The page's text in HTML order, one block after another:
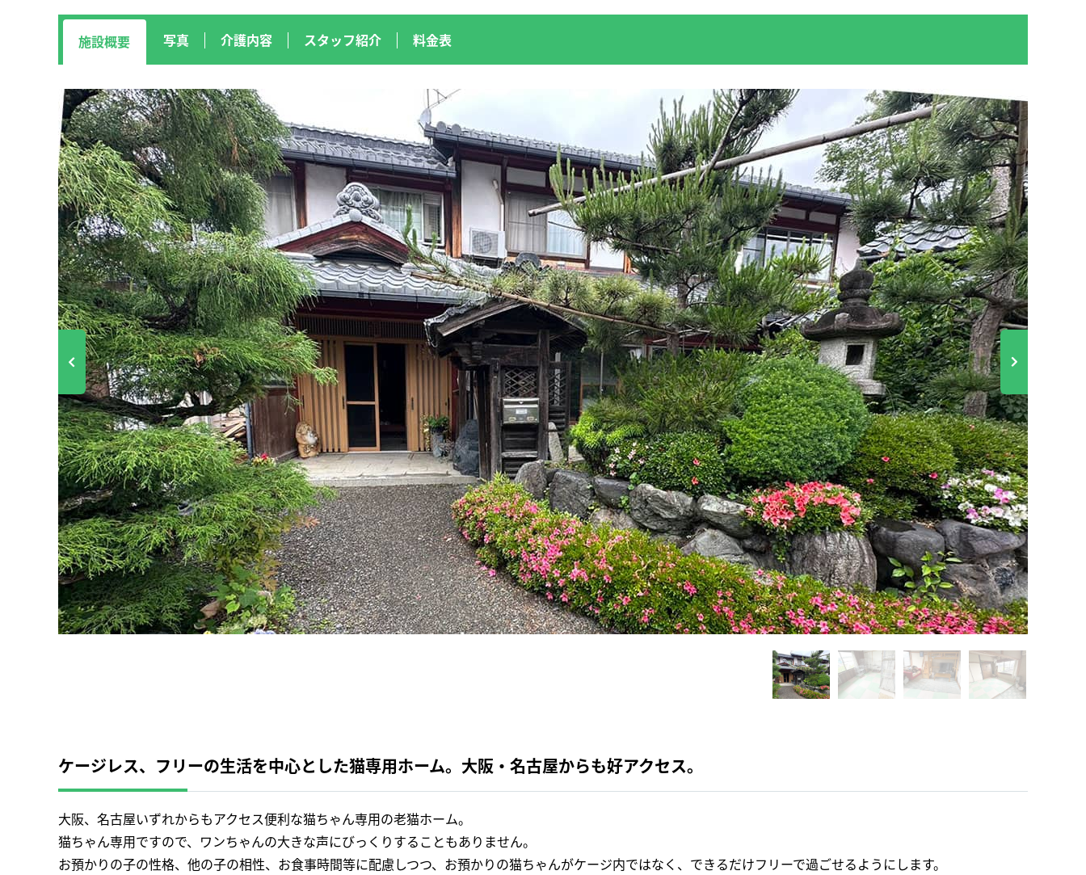
施設概要 写真 介護内容 スタッフ紹介 料金表
ケージレス、フリーの生活を中心とした猫専用ホーム。大阪・名古屋からも好アクセス。
大阪、名古屋いずれからもアクセス便利な猫ちゃん専用の老猫ホーム。
猫ちゃん専用ですので、ワンちゃんの大きな声にびっくりすることもありません。
お預かりの子の性格、他の子の相性、お食事時間等に配慮しつつ、お預かりの猫ちゃんがケージ内ではなく、できるだけフリーで過ごせるようにします。